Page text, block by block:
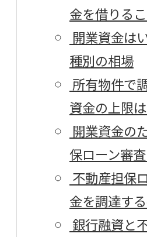
金を借りる
開業資金は
種別の相場
所有物件で
資金の上限は
開業資金の
保ローン審
不動産担保
金を調達す
銀行融資と